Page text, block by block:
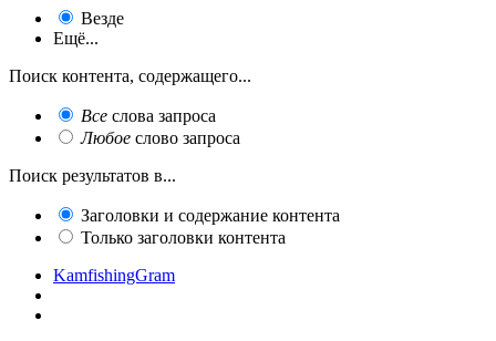
Везде
Ещё...
Поиск контента, содержащего...
Все слова запроса
Любое слово запроса
Поиск результатов в...
Заголовки и содержание контента
Только заголовки контента
KamfishingGram